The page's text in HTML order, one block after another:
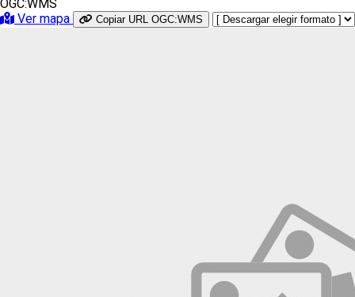
OGC:WMS
Ver mapa
Copiar URL OGC:WMS